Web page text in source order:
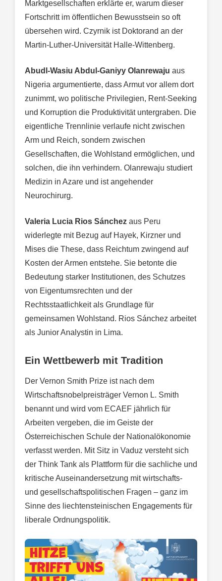
Marktgesellschaften erklärte er, warum dieser
Fortschritt im öffentlichen Bewusstsein so oft
übersehen wird. Czyrnik ist Doktorand an der
Martin-Luther-Universität Halle-Wittenberg.
Abudl-Wasiu Abdul-Ganiyy Olanrewaju aus
Nigeria argumentierte, dass Armut vor allem dort
zunimmt, wo politische Privilegien, Rent-Seeking
und Korruption die Produktivität untergraben. Die
eigentliche Trennlinie verlaufe nicht zwischen
Arm und Reich, sondern zwischen
Gesellschaften, die Wohlstand ermöglichen, und
solchen, die ihn verhindern. Olanrewaju studiert
Medizin in Azare und ist angehender
Neurochirurg.
Valeria Lucia Rios Sánchez aus Peru
widerlegte mit Bezug auf Hayek, Kirzner und
Mises die These, dass Reichtum zwingend auf
Kosten der Armen entstehe. Sie betonte die
Bedeutung starker Institutionen, des Schutzes
von Eigentumsrechten und der
Rechtsstaatlichkeit als Grundlage für
gemeinsamen Wohlstand. Rios Sánchez arbeitet
als Junior Analystin in Lima.
Ein Wettbewerb mit Tradition
Der Vernon Smith Prize ist nach dem
Wirtschaftsnobelpreisträger Vernon L. Smith
benannt und wird vom ECAEF jährlich für
Arbeiten vergeben, die im Geiste der
Österreichischen Schule der Nationalökonomie
verfasst werden. Mit Sitz in Vaduz versteht sich
der Think Tank als Plattform für die sachliche und
kritische Auseinandersetzung mit wirtschafts-
und gesellschaftspolitischen Fragen – ganz im
Sinne des liechtensteinischen Engagements für
liberale Ordnungspolitik.